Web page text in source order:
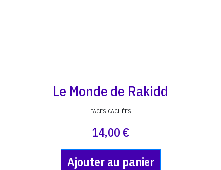
Le Monde de Rakidd
FACES CACHÉES
14,00 €
Ajouter au panier